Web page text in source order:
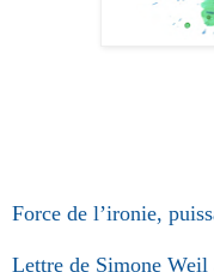
Force de l’ironie,
Lettre de Simone